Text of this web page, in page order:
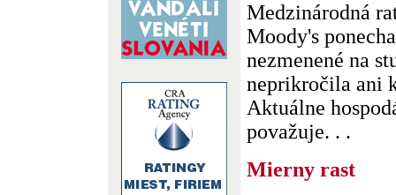
Medzinárodná
Moody's
nezmenené na
neprikročila ani
Aktuálne
považuje. . .
Mierny rast